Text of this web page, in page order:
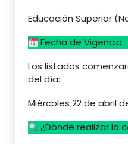
​Educación Superior
Fecha de Vigencia
​Los listados
del día:
​Miércoles 22 de abril
¿Dónde realizar la